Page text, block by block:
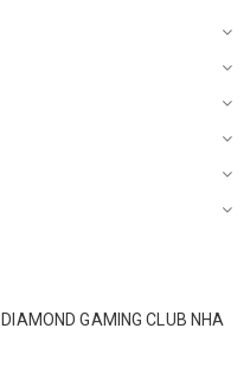
GAMING CLUB NHA